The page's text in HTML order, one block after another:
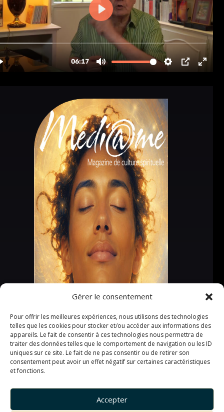
Gérer le consentement
Pour offrir les meilleures expériences, nous utilisons des technologies
telles que les cookies pour stocker et/ou accéder aux informations des
appareils. Le fait de consentir à ces technologies nous permettra de
traiter des données telles que le comportement de navigation ou les ID
uniques sur ce site. Le fait de ne pas consentir ou de retirer son
consentement peut avoir un effet négatif sur certaines caractéristiques
et fonctions.
Accepter